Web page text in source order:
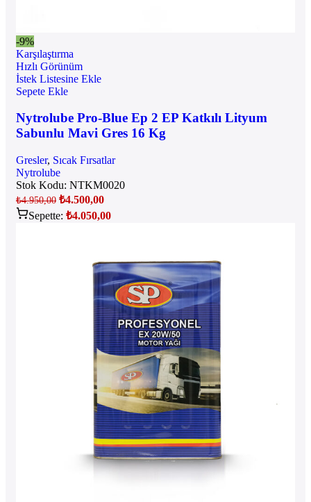
-9%
Karşılaştırma
Hızlı Görünüm
İstek Listesine Ekle
Sepete Ekle
Nytrolube Pro-Blue Ep 2 EP Katkılı Lityum
Sabunlu Mavi Gres 16 Kg
Gresler, Sıcak Fırsatlar
Nytrolube
Stok Kodu: NTKM0020
₺4.950,00 ₺4.500,00
Sepette: ₺4.050,00